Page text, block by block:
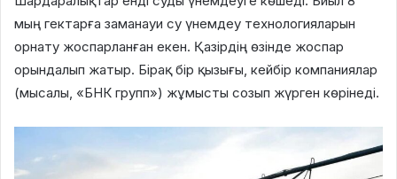
мың гектарға заманауи су үнемдеу технологияларын
орнату жоспарланған екен. Қазірдің өзінде жоспар
орындалып жатыр. Бірақ бір қызығы, кейбір компаниялар
(мысалы, «БНК групп») жұмысты созып жүрген көрінеді.